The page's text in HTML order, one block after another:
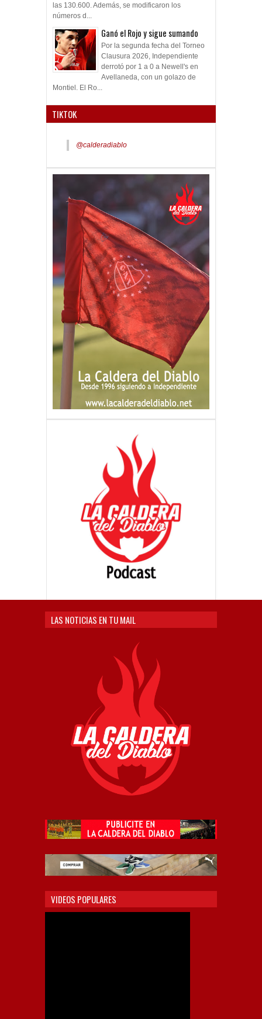
las 130.600. Además, se modificaron los
números d...
Ganó el Rojo y sigue sumando
Por la segunda fecha del Torneo
Clausura 2026, Independiente
derrotó por 1 a 0 a Newell's en
Avellaneda, con un golazo de
Montiel. El Ro...
TIKTOK
@calderadiablo
LAS NOTICIAS EN TU MAIL
VIDEOS POPULARES